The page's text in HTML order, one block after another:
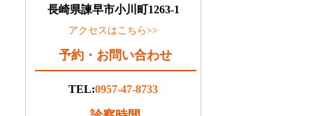
長崎県諫早市小川町1263-1
アクセスはこちら>>
予約・お問い合わせ
TEL:0957-47-8733